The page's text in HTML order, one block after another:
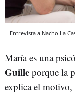
Entrevista a Nacho La
María es una
Guille porque la
explica el motivo,